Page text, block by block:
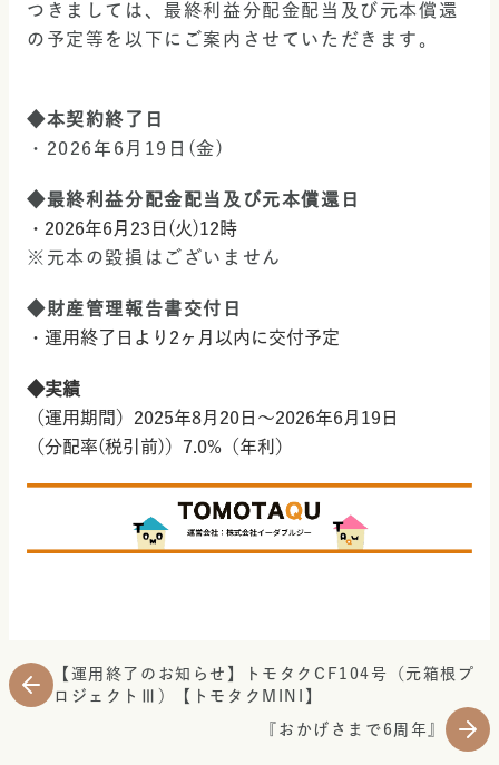
つきましては、最終利益分配金配当及び元本償還
の予定等を以下にご案内させていただきます。
◆本契約終了日
・2026年6月19日(金)
◆最終利益分配金配当及び元本償還日
・2026年6月23日(火)12時
※元本の毀損はございません
◆財産管理報告書交付日
・運用終了日より2ヶ月以内に交付予定
◆実績
（運用期間）2025年8月20日～2026年6月19日
（分配率(税引前)）7.0%（年利）
【運用終了のお知らせ】トモタクCF104号（元箱根プ
ロジェクトⅢ）【トモタクMINI】
『おかげさまで6周年』